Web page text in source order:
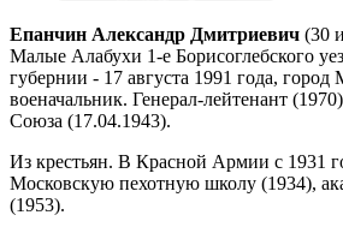
Епанчин Александр Дмитриевич (30
Малые Алабухи 1-е Борисоглебского
губернии - 17 августа 1991 года, город
военачальник. Генерал-лейтенант
Союза (17.04.1943).
Из крестьян. В Красной Армии с 1931
Московскую пехотную школу (1934),
(1953).